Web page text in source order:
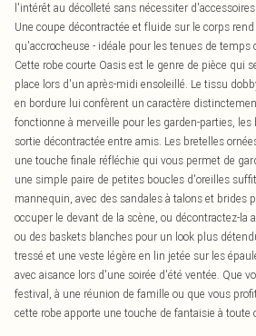
l'intérêt au décolleté sans nécessiter
Une coupe décontractée et fluide sur le corps
qu'accrocheuse - idéale pour les tenues de temps
Cette robe courte Oasis est le genre de pièce qui
place lors d'un après-midi ensoleillé. Le tissu
en bordure lui confèrent un caractère
fonctionne à merveille pour les garden-parties,
sortie décontractée entre amis. Les bretelles
une touche finale réfléchie qui vous permet de
une simple paire de petites boucles d'oreilles
mannequin, avec des sandales à talons et brides
occuper le devant de la scène, ou décontractez-la
ou des baskets blanches pour un look plus
tressé et une veste légère en lin jetée sur les
avec aisance lors d'une soirée d'été ventée. Que
festival, à une réunion de famille ou que vous
cette robe apporte une touche de fantaisie à toute